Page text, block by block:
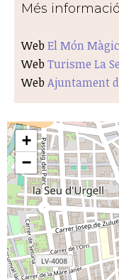
Més
Web El Món
Web Turisme La
Web Ajuntament
+
−